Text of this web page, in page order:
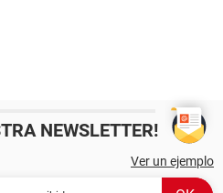
NEWSLETTER!
Ver un ejemplo